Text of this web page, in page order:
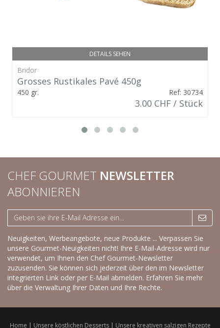
DETAILS SEHEN
Bridor
Grosses Rustikales Pavé 450g
450 gr. Ref: 30734
3.00 CHF / Stück
CHEF GOURMET NEWSLETTER
ABONNIEREN
Neuigkeiten, Werbeangebote, neue Produkte ... Verpassen Sie
unsere Gourmet-Neuigkeiten nicht! Ihre E-Mail-Adresse wird nur
verwendet, um Ihnen den Chef Gourmet-Newsletter
zuzusenden. Sie können sich jederzeit über den im Newsletter
integrierten Link oder per E-Mail abmelden. Erfahren Sie mehr
über die Verwaltung Ihrer Daten und Ihre Rechte.
Home | Unsere köstlichen Desserts | Unsere kreativen salzigen Rezepte